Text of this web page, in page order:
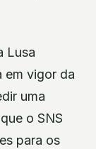
Lusa
em vigor da
uma
o SNS
para os